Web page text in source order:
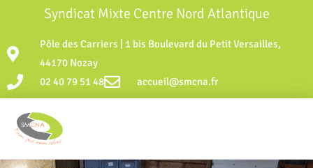
Syndicat Mixte Centre Nord Atlantique
Pôle des Carriers | 1 bis Boulevard du Petit Versailles,
44170 Nozay
02 40 79 51 48
accueil@smcna.fr